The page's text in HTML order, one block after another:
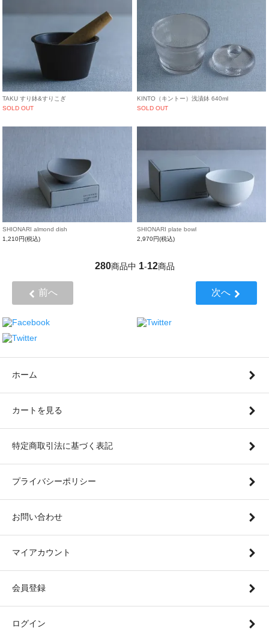
TAKU すり鉢&すりこぎ
SOLD OUT
KINTO（キントー）浅漬鉢 640ml
SOLD OUT
SHIONARI almond dish
1,210円(税込)
SHIONARI plate bowl
2,970円(税込)
280商品中 1-12商品
前へ 次へ
ホーム
カートを見る
特定商取引法に基づく表記
プライバシーポリシー
お問い合わせ
マイアカウント
会員登録
ログイン